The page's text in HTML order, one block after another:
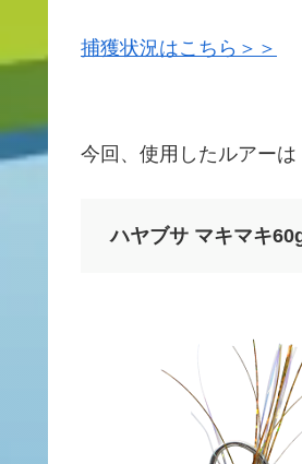
捕獲状況はこちら＞＞
今回、使用したルアーは
ハヤブサ マキマキ